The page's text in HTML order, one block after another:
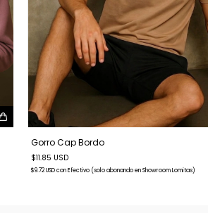
Gorro Cap Bordo
$11.85 USD
$9.72 USDconEfectivo (solo abonando en Showroom Lomitas)